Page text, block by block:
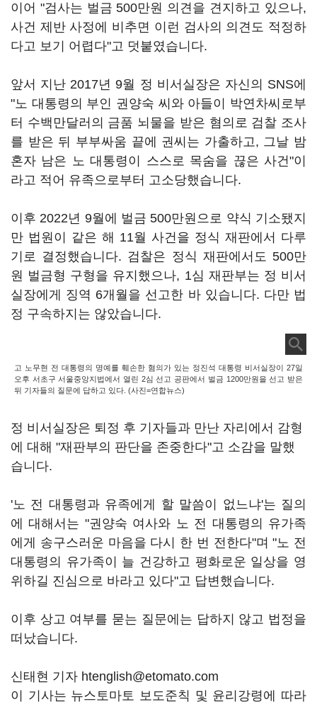
이어 "검사는 벌금 500만원 의견을 견지하고 있으나,
사건 제반 사정에 비추면 이런 검사의 의견도 적정하
다고 보기 어렵다"고 덧붙였습니다.
앞서 지난 2017년 9월 정 비서실장은 자신의 SNS에
"노 대통령의 부인 권양숙 씨와 아들이 박연차씨로부
터 수백만달러의 금품 뇌물을 받은 혐의로 검찰 조사
를 받은 뒤 부부싸움 끝에 권씨는 가출하고, 그날 밤
혼자 남은 노 대통령이 스스로 목숨을 끊은 사건"이
라고 적어 유족으로부터 고소당했습니다.
이후 2022년 9월에 벌금 500만원으로 약식 기소됐지
만 법원이 같은 해 11월 사건을 정식 재판에서 다루
기로 결정했습니다. 검찰은 정식 재판에서도 500만
원 벌금형 구형을 유지했으나, 1심 재판부는 정 비서
실장에게 징역 6개월을 선고한 바 있습니다. 다만 법
정 구속하지는 않았습니다.
고 노무현 전 대통령의 명예를 훼손한 혐의가 있는 정진석 대통령 비서실장이 27일
오후 서초구 서울중앙지법에서 열린 2심 선고 공판에서 벌금 1200만원을 선고 받은
뒤 기자들의 질문에 답하고 있다. (사진=연합뉴스)
정 비서실장은 퇴정 후 기자들과 만난 자리에서 감형
에 대해 "재판부의 판단을 존중한다"고 소감을 말했
습니다.
'노 전 대통령과 유족에게 할 말씀이 없느냐'는 질의
에 대해서는 "권양숙 여사와 노 전 대통령의 유가족
에게 송구스러운 마음을 다시 한 번 전한다"며 "노 전
대통령의 유가족이 늘 건강하고 평화로운 일상을 영
위하길 진심으로 바라고 있다"고 답변했습니다.
이후 상고 여부를 묻는 질문에는 답하지 않고 법정을
떠났습니다.
신태현 기자 htenglish@etomato.com
이 기사는 뉴스토마토 보도준칙 및 윤리강령에 따라